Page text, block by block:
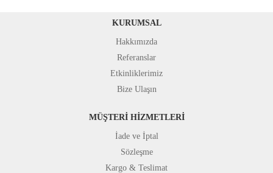
KURUMSAL
Hakkımızda
Referanslar
Etkinliklerimiz
Bize Ulaşın
MÜŞTERİ HİZMETLERİ
İade ve İptal
Sözleşme
Kargo & Teslimat